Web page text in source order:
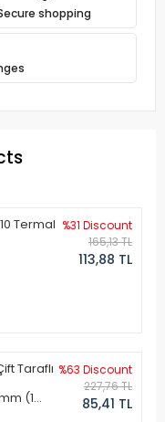
shopping
Termal %31 Discount
165,13 TL
113,88 TL
Taraflı
(1
%63 Discount
227,76 TL
85,41 TL